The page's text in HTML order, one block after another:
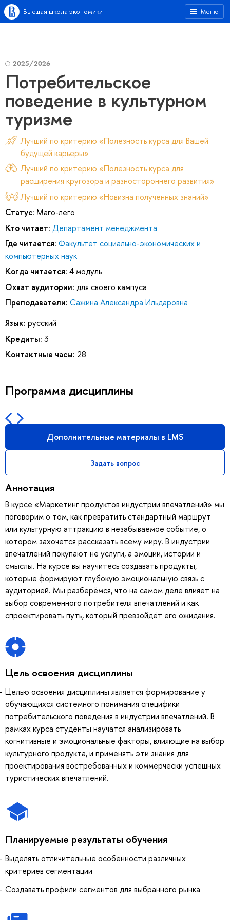
Меню
Высшая школа экономики
2025/2026
Потребительское
поведение в культурном
туризме
Лучший по критерию «Полезность курса для Вашей
будущей карьеры»
Лучший по критерию «Полезность курса для
расширения кругозора и разностороннего развития»
Лучший по критерию «Новизна полученных знаний»
Статус: Маго-лего
Кто читает: Департамент менеджмента
Где читается: Факультет социально-экономических и
компьютерных наук
Когда читается: 4 модуль
Охват аудитории: для своего кампуса
Преподаватели: Сажина Александра Ильдаровна
Язык: русский
Кредиты: 3
Контактные часы: 28
Программа дисциплины
Дополнительные материалы в LMS
Задать вопрос
Аннотация
В курсе «Маркетинг продуктов индустрии впечатлений» мы
поговорим о том, как превратить стандартный маршрут
или культурную аттракцию в незабываемое событие, о
котором захочется рассказать всему миру. В индустрии
впечатлений покупают не услуги, а эмоции, истории и
смыслы. На курсе вы научитесь создавать продукты,
которые формируют глубокую эмоциональную связь с
аудиторией. Мы разберёмся, что на самом деле влияет на
выбор современного потребителя впечатлений и как
спроектировать путь, который превзойдёт его ожидания.
Цель освоения дисциплины
Целью освоения дисциплины является формирование у
обучающихся системного понимания специфики
потребительского поведения в индустрии впечатлений. В
рамках курса студенты научатся анализировать
когнитивные и эмоциональные факторы, влияющие на выбор
культурного продукта, и применять эти знания для
проектирования востребованных и коммерчески успешных
туристических впечатлений.
Планируемые результаты обучения
Выделять отличительные особенности различных
критериев сегментации
Создавать профили сегментов для выбранного рынка